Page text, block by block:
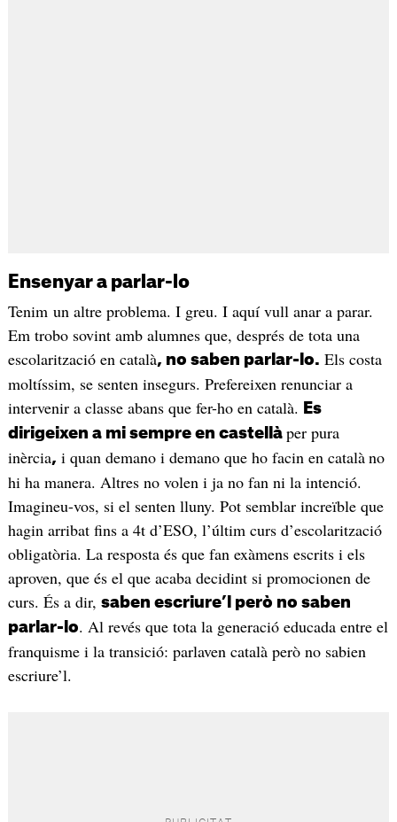
Ensenyar a parlar-lo
Tenim un altre problema. I greu. I aquí vull anar a parar.
Em trobo sovint amb alumnes que, després de tota una
escolarització en català, no saben parlar-lo. Els costa
moltíssim, se senten insegurs. Prefereixen renunciar a
intervenir a classe abans que fer-ho en català.
Es
dirigeixen a mi sempre en castellà per pura
inèrcia, i quan demano i demano que ho facin en catalàno
hi ha manera. Altres no volen i ja no fan ni la intenció.
Imagineu-vos, si el senten lluny. Pot semblar increïble que
hagin arribat fins a 4t d’ESO, l’últim curs d’escolarització
obligatòria. La resposta és que fan exàmens escrits i els
aproven, que és el que acaba decidint si promocionen de
curs. És a dir, saben escriure’l però no saben
parlar-lo. Al revés que tota la generació educada entre el
franquisme i la transició: parlaven català però no sabien
escriure’l.